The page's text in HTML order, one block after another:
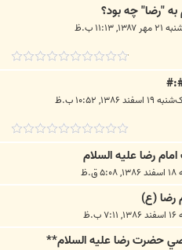
"رضا" چه بود؟
۱۱:۱۳ ب.ظ
اسفند ۱۳۸۶, ۱۰:۵۲ ب.ظ
رضا عليه السلام
رضا (ع)
حضرت رضا عليه السلام**